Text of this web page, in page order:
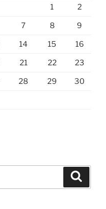
1 2
7 8 9
14 15 16
21 22 23
28 29 30